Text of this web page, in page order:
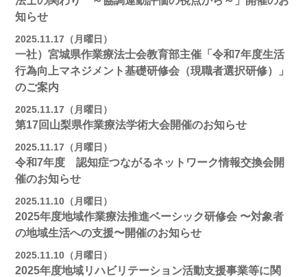
知らせ
2025.11.17（月曜日）
一社）宮城県作業療法士会教育部主催「令和7年度生活
行為向上マネジメント基礎研修会（現職者選択研修）」
のご案内
2025.11.17（月曜日）
第17回山梨県作業療法学術大会開催のお知らせ
2025.11.17（月曜日）
令和7年度 認知症つながるネットワーク情報交換会開
催のお知らせ
2025.11.10（月曜日）
2025年度地域作業療法推進ベーシック研修会 〜対象者
の地域⽣活への⽀援〜開催のお知らせ
2025.11.10（月曜日）
2025年度地域リハビリテーション活動⽀援事業等に関